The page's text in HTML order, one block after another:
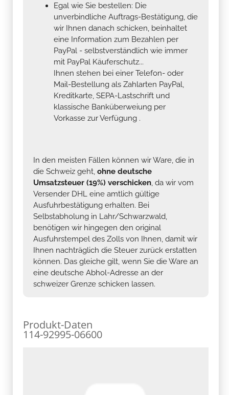
Egal wie Sie bestellen: Die
unverbindliche Auftrags-Bestätigung, die
wir Ihnen danach schicken, beinhaltet
eine Information zum Bezahlen per
PayPal - selbstverständlich wie immer
mit PayPal Käuferschutz...
Ihnen stehen bei einer Telefon- oder
Mail-Bestellung als Zahlarten PayPal,
Kreditkarte, SEPA-Lastschrift und
klassische Banküberweiung per
Vorkasse zur Verfügung .
In den meisten Fällen können wir Ware, die in
die Schweiz geht, ohne deutsche
Umsatzsteuer (19%) verschicken, da wir vom
Versender DHL eine amtlich gültige
Ausfuhrbestätigung erhalten. Bei
Selbstabholung in Lahr/Schwarzwald,
benötigen wir hingegen den original
Ausfuhrstempel des Zolls von Ihnen, damit wir
Ihnen nachträglich die Steuer zurück erstatten
können. Das gleiche gilt, wenn Sie die Ware an
eine deutsche Abhol-Adresse an der
schweizer Grenze schicken lassen.
Produkt-Daten
114-92995-06600